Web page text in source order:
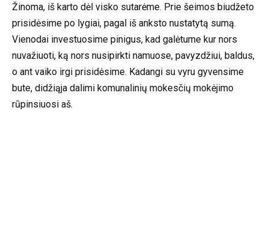
Žinoma, iš karto dėl visko sutarėme. Prie šeimos biudžeto
prisidėsime po lygiai, pagal iš anksto nustatytą sumą.
Vienodai investuosime pinigus, kad galėtume kur nors
nuvažiuoti, ką nors nusipirkti namuose, pavyzdžiui, baldus,
o ant vaiko irgi prisidėsime. Kadangi su vyru gyvensime
bute, didžiąja dalimi komunalinių mokesčių mokėjimo
rūpinsiuosi aš.